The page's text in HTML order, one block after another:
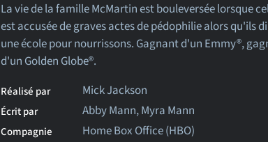
La vie de la famille McMartin est bouleversée lorsque
est accusée de graves actes de pédophilie alors qu'ils
une école pour nourrissons. Gagnant d'un Emmy®,
d'un Golden Globe®.
Réalisé par Mick Jackson
Écrit par Abby Mann, Myra Mann
Compagnie Home Box Office (HBO)